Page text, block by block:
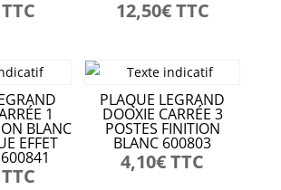
TTC 12,50€TTC
1
BLANC
EFFET
TTC
PLAQUE LEGRAND
DOOXIE CARRÉE 3
POSTES FINITION
BLANC 600803
4,10€TTC